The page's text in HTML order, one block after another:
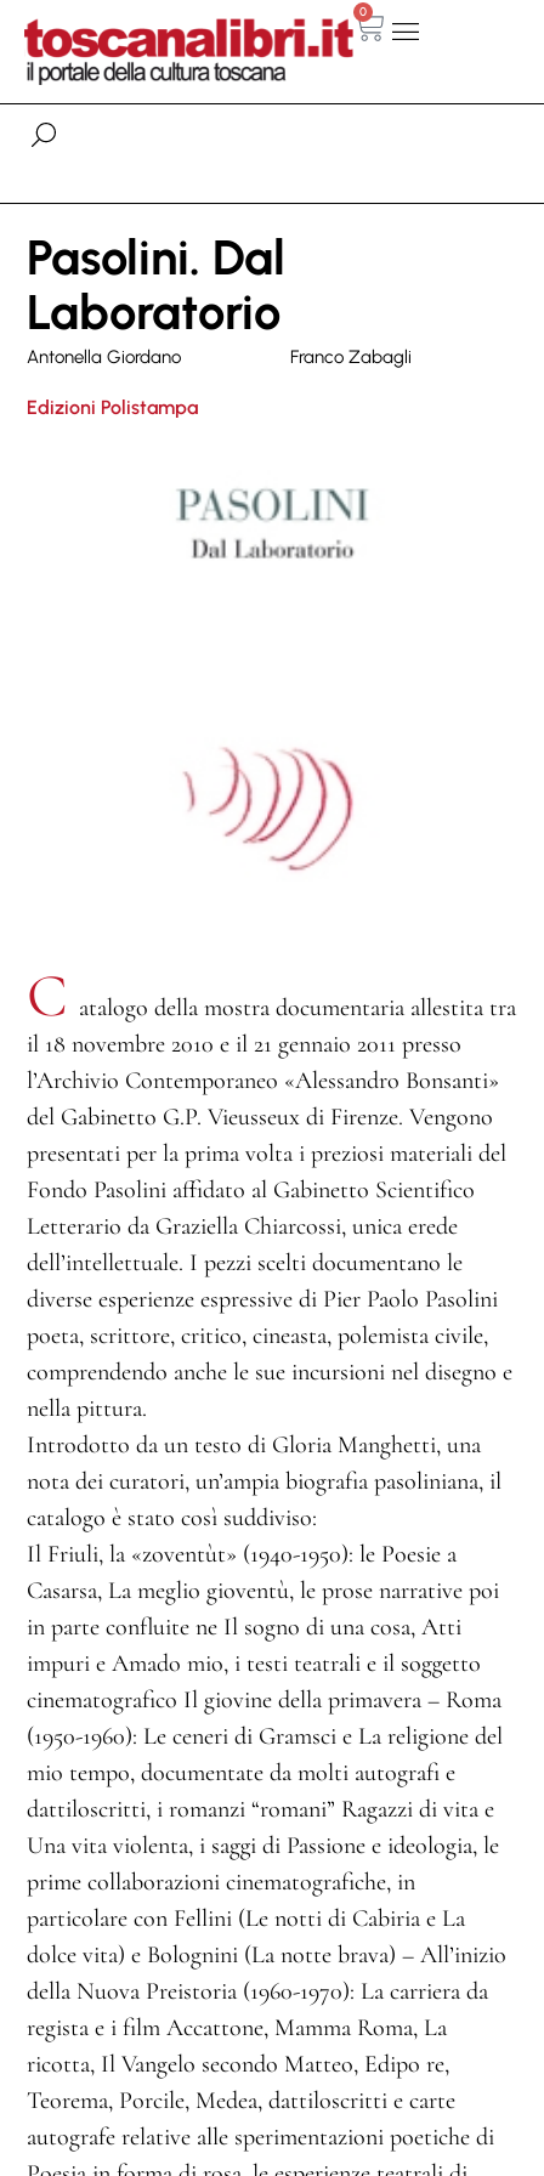
0
Pasolini. Dal
Laboratorio
Antonella Giordano Franco Zabagli
Edizioni Polistampa
C atalogo della mostra documentaria allestita tra
il 18 novembre 2010 e il 21 gennaio 2011 presso
l’Archivio Contemporaneo «Alessandro Bonsanti»
del Gabinetto G.P. Vieusseux di Firenze. Vengono
presentati per la prima volta i preziosi materiali del
Fondo Pasolini affidato al Gabinetto Scientifico
Letterario da Graziella Chiarcossi, unica erede
dell’intellettuale. I pezzi scelti documentano le
diverse esperienze espressive di Pier Paolo Pasolini
poeta, scrittore, critico, cineasta, polemista civile,
comprendendo anche le sue incursioni nel disegno e
nella pittura.
Introdotto da un testo di Gloria Manghetti, una
nota dei curatori, un’ampia biografia pasoliniana, il
catalogo è stato così suddiviso:
Il Friuli, la «zoventùt» (1940-1950): le Poesie a
Casarsa, La meglio gioventù, le prose narrative poi
in parte confluite ne Il sogno di una cosa, Atti
impuri e Amado mio, i testi teatrali e il soggetto
cinematografico Il giovine della primavera – Roma
(1950-1960): Le ceneri di Gramsci e La religione del
mio tempo, documentate da molti autografi e
dattiloscritti, i romanzi “romani” Ragazzi di vita e
Una vita violenta, i saggi di Passione e ideologia, le
prime collaborazioni cinematografiche, in
particolare con Fellini (Le notti di Cabiria e La
dolce vita) e Bolognini (La notte brava) – All’inizio
della Nuova Preistoria (1960-1970): La carriera da
regista e i film Accattone, Mamma Roma, La
ricotta, Il Vangelo secondo Matteo, Edipo re,
Teorema, Porcile, Medea, dattiloscritti e carte
autografe relative alle sperimentazioni poetiche di